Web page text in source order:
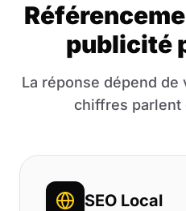
publicité
La réponse dépend de
chiffres parlent
SEO Local